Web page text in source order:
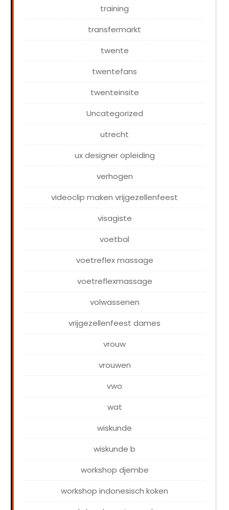
training
transfermarkt
twente
twentefans
twenteinsite
Uncategorized
utrecht
ux designer opleiding
verhogen
videoclip maken vrijgezellenfeest
visagiste
voetbal
voetreflex massage
voetreflexmassage
volwassenen
vrijgezellenfeest dames
vrouw
vrouwen
vwo
wat
wiskunde
wiskunde b
workshop djembe
workshop indonesisch koken